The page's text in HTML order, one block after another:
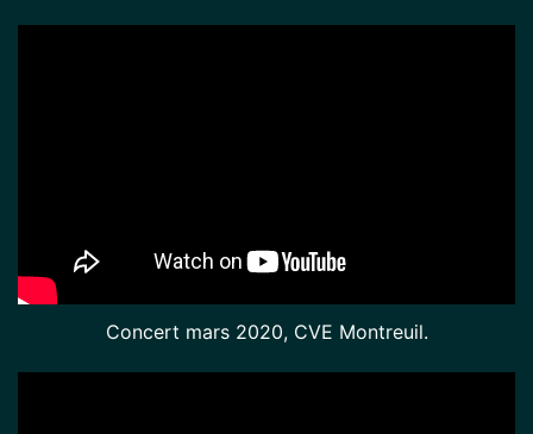
Concert mars 2020, CVE Montreuil.